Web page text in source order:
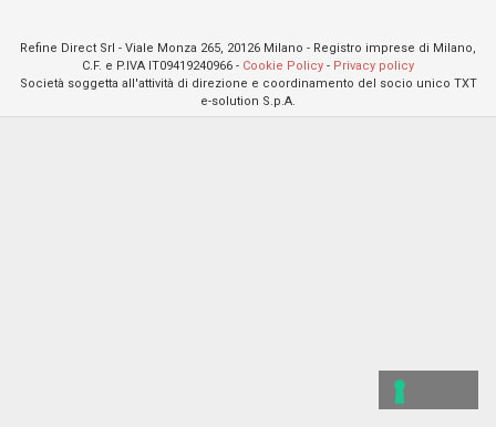
Refine Direct Srl - Viale Monza 265, 20126 Milano - Registro imprese di Milano,
C.F. e P.IVA IT09419240966 - Cookie Policy - Privacy policy
Società soggetta all'attività di direzione e coordinamento del socio unico TXT
e-solution S.p.A.